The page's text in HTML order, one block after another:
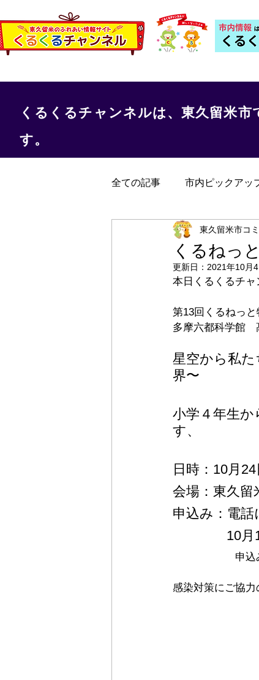
くるくるチャンネルは、東久留米
す。
全ての記事 市内ピックアッ
くるくる保健室 事務
くるねっ
東久留米市コ
更新日： 2021年10月4
本日くるくるチャ
第13回くるねっ
多摩六都科学館
星空から私
界〜
小学４年生
す、
日時：10月
会場：東久留
申込み：電話
10月1日（
申込み先→東
感染対策にご協力